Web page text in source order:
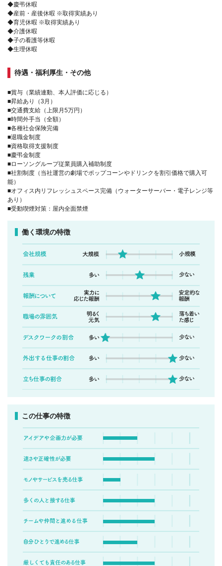
◆慶弔休暇
◆産前・産後休暇 ※取得実績あり
◆育児休暇 ※取得実績あり
◆介護休暇
◆子の看護等休暇
◆生理休暇
待遇・福利厚生・その他
■賞与（業績連動、本人評価に応じる）
■昇給あり（3月）
■交通費支給（上限月5万円）
■時間外手当（全額）
■各種社会保険完備
■退職金制度
■資格取得支援制度
■慶弔金制度
■ローソングループ従業員購入補助制度
■社割制度（当社運営の劇場でポップコーンやドリンクを割引価格で購入可
能）
■オフィス内リフレッシュスペース完備（ウォーターサーバー・電子レンジ等
あり）
■受動喫煙対策：屋内全面禁煙
働く環境の特徴
この仕事の特徴